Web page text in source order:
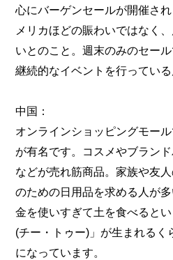
心にバーゲンセールが開催さ
メリカほどの賑わいではなく
いとのこと。週末のみのセー
継続的なイベントを行っている
中国：
オンラインショッピングモー
が有名です。コスメやブラン
などが売れ筋商品。家族や友
のための日用品を求める人が
金を使いすぎて土を食べると
(チー・トゥー)」が生まれるく
になっています。